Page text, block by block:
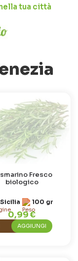
tua città
Fresco
biologico
Sicilia 100 gr
0,99 €
AGGIUNGI